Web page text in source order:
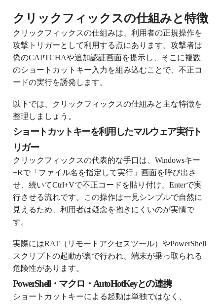
クリックフィックスの仕組みと特徴
クリックフィックスの仕組みは、利用者の正規操作を
攻撃トリガーとして利用する点にあります。攻撃者は
偽のCAPTCHAや追加認証画面を提示し、そこに複数
のショートカットキー入力を組み込むことで、不正コ
ードの実行を誘発します。
以下では、クリックフィックスの仕組みと主な特徴を
整理しましょう。
ショートカットキーを利用したマルウェア実行ト
リガー
クリックフィックスの代表的な手口は、Windowsキー
+Rで「ファイル名を指定して実行」画面を呼び出さ
せ、続いてCtrl+Vで不正コードを貼り付け、Enterで実
行させる流れです。この操作は一見シンプルで自然に
見えるため、利用者は疑念を抱きにくいのが実情で
す。
実際にはRAT（リモートアクセスツール）やPowerShell
スクリプトの起動が裏で行われ、端末が乗っ取られる
危険性があります。
PowerShell・マクロ・AutoHotKeyとの連携
ショートカットキーによる起動は単独ではなく、